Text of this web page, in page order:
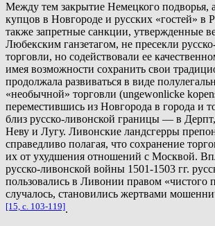
Между тем закрытие Немецкого подворья,
купцов в Новгороде и русских «гостей» в
также запретные санкции, утвержденные
Любекским ганзетагом, не пресекли
торговли, но содействовали ее
имея возможности сохранить свои
продолжала развиваться в виде
«необычной» торговли (ungewonlicke
переместившись из Новгорода в города и
близ русско-ливонской границы — в
Неву и Лугу. Ливонские ландсгерры
справедливо полагая, что сохранение
их от ухудшения отношений с Москвой.
русско-ливонской войны 1501-1503 гг.
пользовались в Ливонии правом «чистого
случалось, становились жертвами
[15, с. 103-119].